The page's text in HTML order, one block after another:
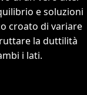
e soluzioni
croato di variare
la duttilità
i lati.